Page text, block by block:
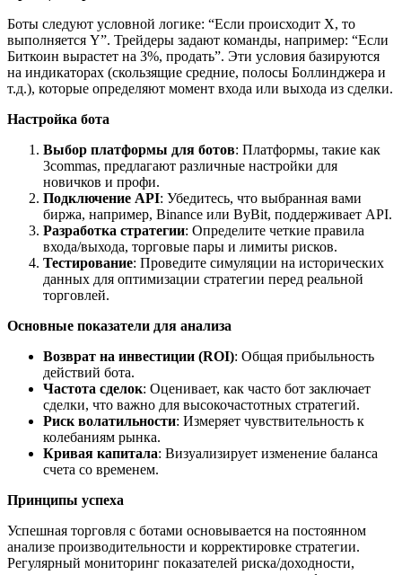
Боты следуют условной логике: “Если происходит X, то
выполняется Y”. Трейдеры задают команды, например: “Если
Биткоин вырастет на 3%, продать”. Эти условия базируются
на индикаторах (скользящие средние, полосы Боллинджера и
т.д.), которые определяют момент входа или выхода из сделки.
Настройка бота
Выбор платформы для ботов: Платформы, такие как
3commas, предлагают различные настройки для
новичков и профи.
Подключение API: Убедитесь, что выбранная вами
биржа, например, Binance или ByBit, поддерживает API.
Разработка стратегии: Определите четкие правила
входа/выхода, торговые пары и лимиты рисков.
Тестирование: Проведите симуляции на исторических
данных для оптимизации стратегии перед реальной
торговлей.
Основные показатели для анализа
Возврат на инвестиции (ROI): Общая прибыльность
действий бота.
Частота сделок: Оценивает, как часто бот заключает
сделки, что важно для высокочастотных стратегий.
Риск волатильности: Измеряет чувствительность к
колебаниям рынка.
Кривая капитала: Визуализирует изменение баланса
счета со временем.
Принципы успеха
Успешная торговля с ботами основывается на постоянном
анализе производительности и корректировке стратегии.
Регулярный мониторинг показателей риска/доходности,